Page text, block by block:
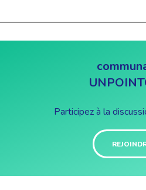
Participez à la